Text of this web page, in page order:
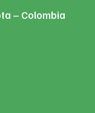
– Colombia